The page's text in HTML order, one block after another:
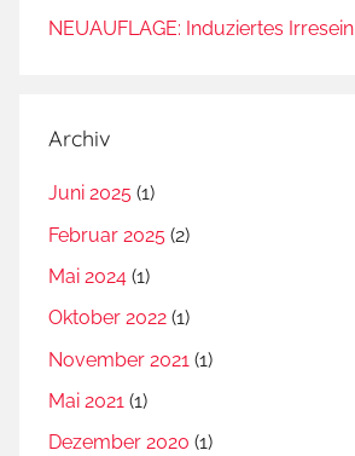
NEUAUFLAGE: Induziertes Irresein
Archiv
Juni 2025 (1)
Februar 2025 (2)
Mai 2024 (1)
Oktober 2022 (1)
November 2021 (1)
Mai 2021 (1)
Dezember 2020 (1)